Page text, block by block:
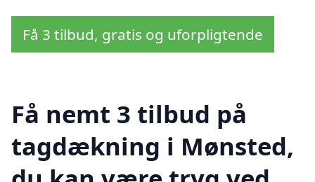
Få 3 tilbud, gratis og uforpligtende
Få nemt 3 tilbud på
tagdækning i Mønsted,